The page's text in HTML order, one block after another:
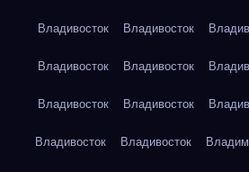
Владивосток Владивосток
Владивосток Владивосток
Владивосток Владивосток
Владивосток Владивосток